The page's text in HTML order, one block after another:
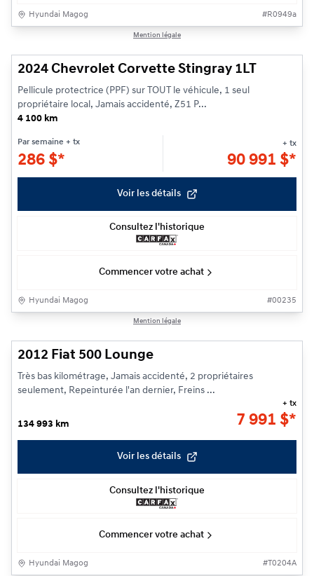
Hyundai Magog #R0949a
Mention légale
2024 Chevrolet Corvette Stingray 1LT
Pellicule protectrice (PPF) sur TOUT le véhicule, 1 seul
propriétaire local, Jamais accidenté, Z51 P...
4 100 km
Par semaine + tx
286 $*
+ tx
90 991 $*
Voir les détails
Consultez l'historique
Commencer votre achat
Hyundai Magog #00235
Mention légale
2012 Fiat 500 Lounge
Très bas kilométrage, Jamais accidenté, 2 propriétaires
seulement, Repeinturée l'an dernier, Freins ...
134 993 km 7 991 $*
+ tx
Voir les détails
Consultez l'historique
Commencer votre achat
Hyundai Magog # T0204A